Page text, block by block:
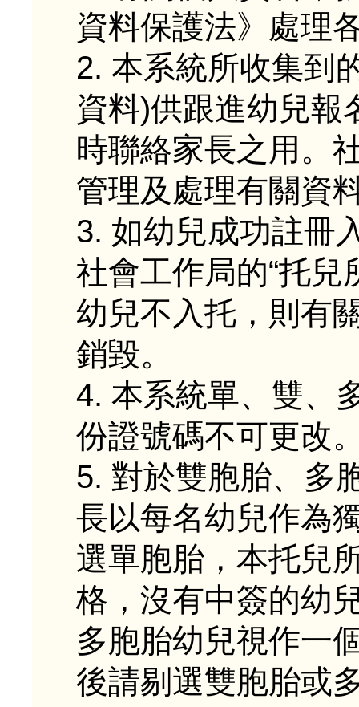
資料保護法》處理
2. 本系統所收集到
資料)供跟進幼兒報
時聯絡家長之用。
管理及處理有關資
3. 如幼兒成功註冊
社會工作局的“托兒
幼兒不入托，則有
銷毀。
4. 本系統單、雙、
份證號碼不可更改
5. 對於雙胞胎、多
長以每名幼兒作為
選單胞胎，本托兒
格，沒有中簽的幼
多胞胎幼兒視作一
後請剔選雙胞胎或